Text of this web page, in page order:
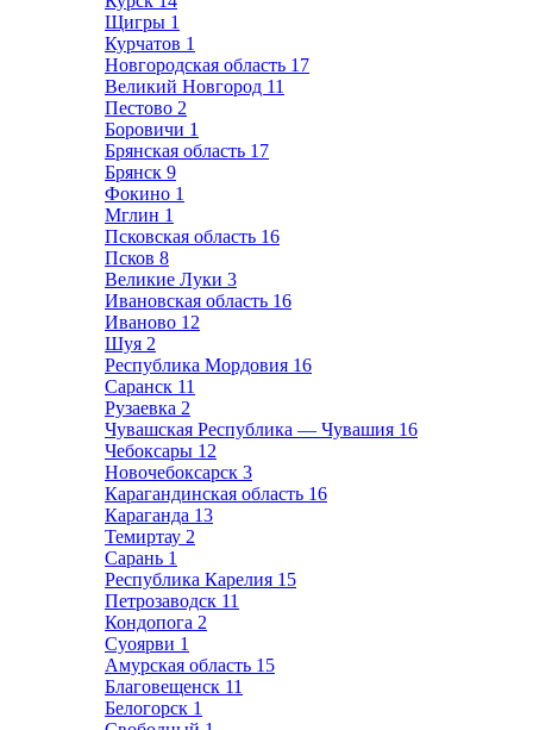
Щигры 1
Курчатов 1
Новгородская область 17
Великий Новгород 11
Пестово 2
Боровичи 1
Брянская область 17
Брянск 9
Фокино 1
Мглин 1
Псковская область 16
Псков 8
Великие Луки 3
Ивановская область 16
Иваново 12
Шуя 2
Республика Мордовия 16
Саранск 11
Рузаевка 2
Чувашская Республика — Чувашия 16
Чебоксары 12
Новочебоксарск 3
Карагандинская область 16
Караганда 13
Темиртау 2
Сарань 1
Республика Карелия 15
Петрозаводск 11
Кондопога 2
Суоярви 1
Амурская область 15
Благовещенск 11
Белогорск 1